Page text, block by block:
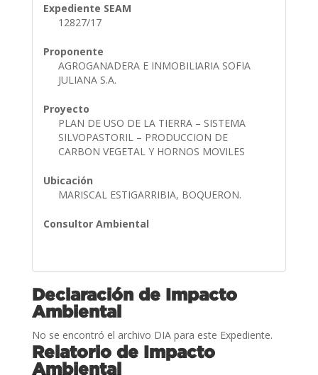
Expediente SEAM
12827/17
Proponente
AGROGANADERA E INMOBILIARIA SOFIA
JULIANA S.A.
Proyecto
PLAN DE USO DE LA TIERRA – SISTEMA
SILVOPASTORIL – PRODUCCION DE
CARBON VEGETAL Y HORNOS MOVILES
Ubicación
MARISCAL ESTIGARRIBIA, BOQUERON.
Consultor Ambiental
Declaración de Impacto
Ambiental
No se encontró el archivo DIA para este Expediente.
Relatorio de Impacto
Ambiental